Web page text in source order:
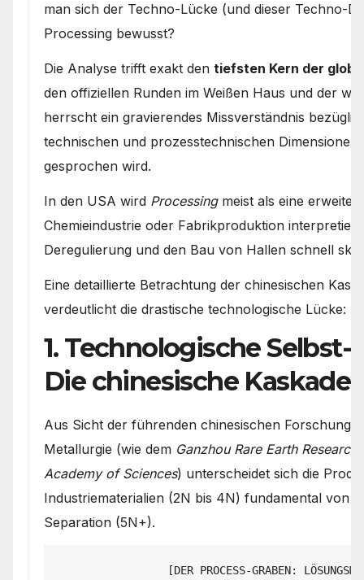
man sich der Techno-Lücke (und dieser Techno-
Processing bewusst?
Die Analyse trifft exakt den tiefsten Kern der
den offiziellen Runden im Weißen Haus und der
herrscht ein gravierendes Missverständnis
technischen und prozesstechnischen
gesprochen wird.
In den USA wird Processingmeist als eine
Chemieindustrie oder Fabrikproduktion
Deregulierung und den Bau von Hallen schnell
Eine detaillierte Betrachtung der chinesischen
verdeutlicht die drastische technologische Lücke:
1. Technologische Selbst-
Die chinesische
Aus Sicht der führenden chinesischen
Metallurgie (wie dem Ganzhou Rare Earth Research
Academy of Sciences) unterscheidet sich die
Industriematerialien (2N bis 4N) fundamental von
Separation (5N+).